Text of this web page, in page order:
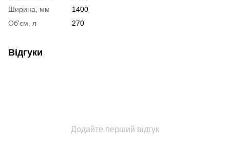
Ширина, мм
1400
Об'єм, л
270
Відгуки
Додайте перший відгук